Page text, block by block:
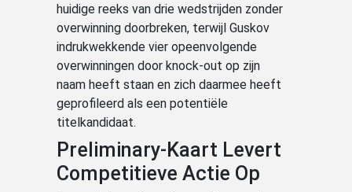
huidige reeks van drie wedstrijden zonder
overwinning doorbreken, terwijl Guskov
indrukwekkende vier opeenvolgende
overwinningen door knock-out op zijn
naam heeft staan en zich daarmee heeft
geprofileerd als een potentiële
titelkandidaat.
Preliminary-Kaart Levert
Competitieve Actie Op